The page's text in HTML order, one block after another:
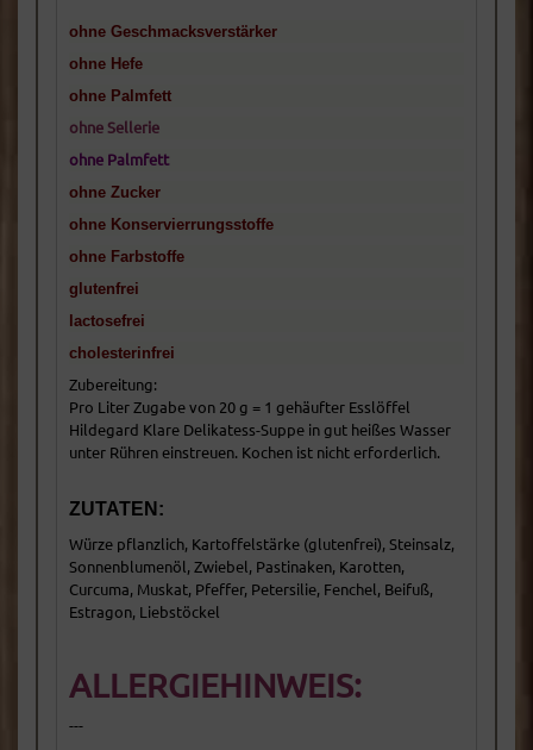
ohne Geschmacksverstärker
ohne Hefe
ohne Palmfett
ohne Sellerie
ohne Palmfett
ohne Zucker
ohne Konservierrungsstoffe
ohne Farbstoffe
glutenfrei
lactosefrei
cholesterinfrei
Zubereitung:
Pro Liter Zugabe von 20 g = 1 gehäufter Esslöffel
Hildegard Klare Delikatess-Suppe in gut heißes Wasser
unter Rühren einstreuen. Kochen ist nicht erforderlich.
ZUTATEN:
Würze pflanzlich, Kartoffelstärke (glutenfrei), Steinsalz,
Sonnenblumenöl, Zwiebel, Pastinaken, Karotten,
Curcuma, Muskat, Pfeffer, Petersilie, Fenchel, Beifuß,
Estragon, Liebstöckel
ALLERGIEHINWEIS:
---